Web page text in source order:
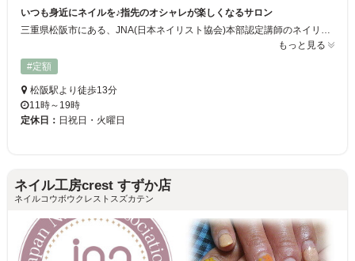
いつも身近にネイルを♪指先のオシャレが楽しくなるサロン
三重県松阪市にある、JNA(日本ネイリスト協会)本部認定講師のネイリスト、日本ネイリスト検定１級所持のネイリストが所属する実力派ネイルサロン『ネイル工房crest くろだまち店』！どんな方も気軽にネイルを楽しめ、もっとネイルが身近な存在に感じられるようになるサロンです。指先のキレイを一緒に楽しみましょう☆
もっと見る
#定額
松阪駅より徒歩13分
11時～19時
定休日： 日祝日・火曜日
ネイル工房crest すずか店
ネイルコウボウクレストスズカテン